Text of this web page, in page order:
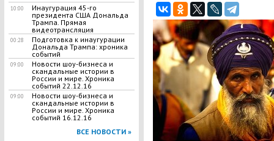
10:00
Инаугурация 45-го
президента США Дональда
Трампа. Прямая
видеотрансляция
00:28
Подготовка к инаугурации
Дональда Трампа: хроника
событий
09:00
Новости шоу-бизнеса и
скандальные истории в
России и мире. Хроника
событий 22.12.16
09:00
Новости шоу-бизнеса и
скандальные истории в
России и мире. Хроника
событий 16.12.16
ВСЕ НОВОСТИ »